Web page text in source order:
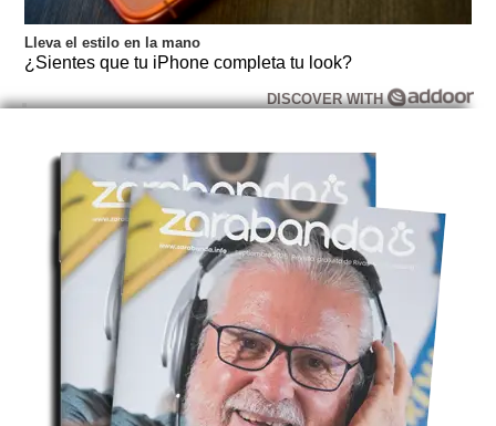
Lleva el estilo en la mano
¿Sientes que tu iPhone completa tu look?
DISCOVER WITH